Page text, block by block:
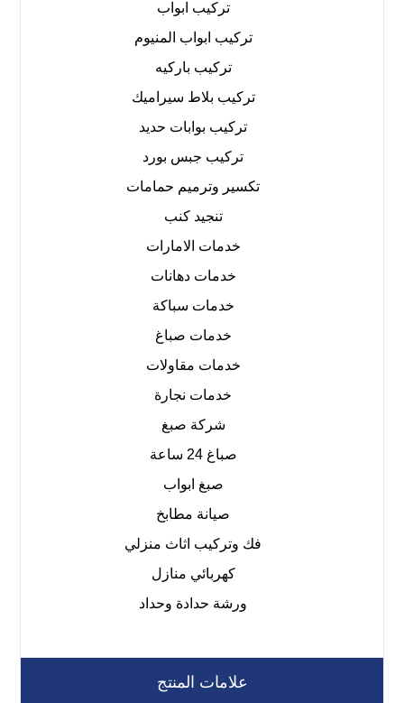
تركيب ابواب
تركيب ابواب المنيوم
تركيب باركيه
تركيب بلاط سيراميك
تركيب بوابات حديد
تركيب جبس بورد
تكسير وترميم حمامات
تنجيد كنب
خدمات الامارات
خدمات دهانات
خدمات سباكة
خدمات صباغ
خدمات مقاولات
خدمات نجارة
شركة صبغ
صباغ 24 ساعة
صبغ ابواب
صيانة مطابخ
فك وتركيب اثاث منزلي
كهربائي منازل
ورشة حدادة وحداد
علامات المنتج